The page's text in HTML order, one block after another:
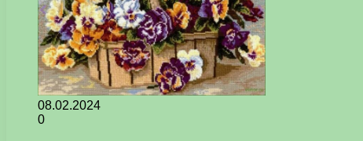
08.02.2024
0